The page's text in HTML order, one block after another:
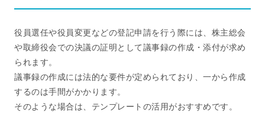
役員選任や役員変更などの登記申請を行う際には、株主総会
や取締役会での決議の証明として議事録の作成・添付が求め
られます。
議事録の作成には法的な要件が定められており、一から作成
するのは手間がかかります。
そのような場合は、テンプレートの活用がおすすめです。